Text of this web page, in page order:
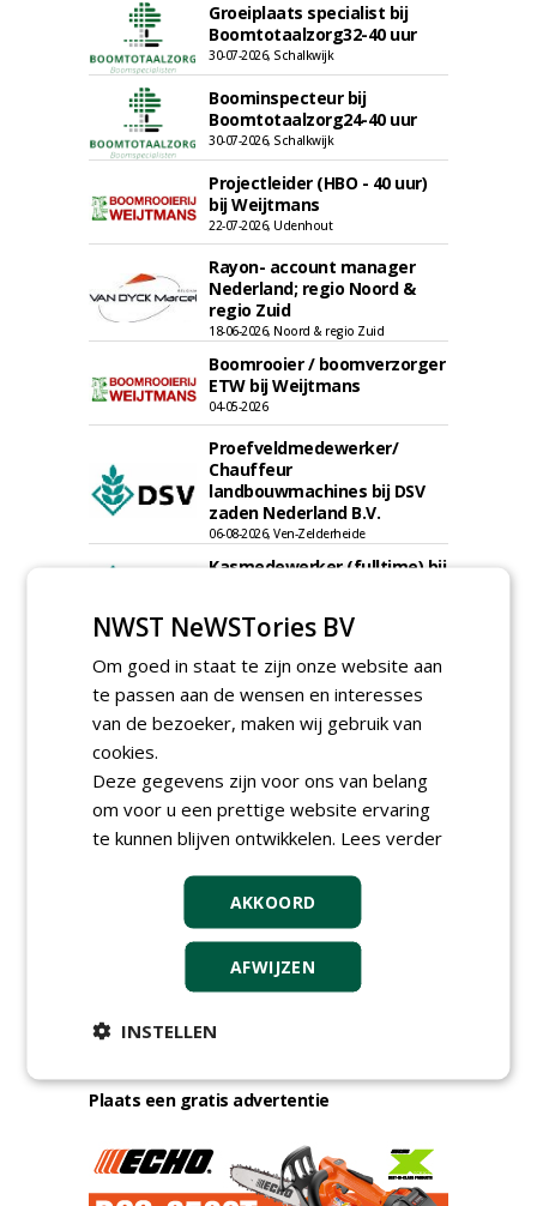
Groeiplaats specialist bij
Boomtotaalzorg32-40 uur
30-07-2026, Schalkwijk
Boominspecteur bij
Boomtotaalzorg24-40 uur
30-07-2026, Schalkwijk
Projectleider (HBO - 40 uur)
bij Weijtmans
22-07-2026, Udenhout
Rayon- account manager
Nederland; regio Noord &
regio Zuid
18-06-2026, Noord & regio Zuid
Boomrooier / boomverzorger
ETW bij Weijtmans
04-05-2026
Proefveldmedewerker/
Chauffeur
landbouwmachines bij DSV
zaden Nederland B.V.
06-08-2026, Ven-Zelderheide
Kasmedewerker (fulltime) bij
magazijnmedewerker
(fulltime) bij DSV zaden
Nederland B.V.
06-08-2026, Ven Zelderheide
meer Groene Banen
GREEN OUTLET
Iedereen kan gratis kleine advertenties
Plaats een gratis advertentie
NWST NeWSTories BV
Om goed in staat te zijn onze website aan
te passen aan de wensen en interesses
van de bezoeker, maken wij gebruik van
cookies.
Deze gegevens zijn voor ons van belang
om voor u een prettige website ervaring
te kunnen blijven ontwikkelen. Lees verder
AKKOORD
AFWIJZEN
INSTELLEN